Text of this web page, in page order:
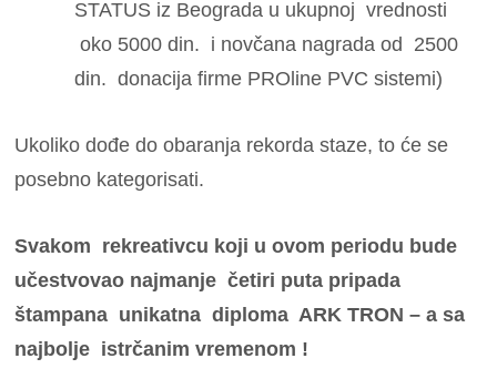
STATUS iz Beograda u ukupnoj vrednosti
oko 5000 din. i novčana nagrada od 2500
din. donacija firme PROline PVC sistemi)
Ukoliko dođe do obaranja rekorda staze, to će se
posebno kategorisati.
Svakom rekreativcu koji u ovom periodu bude
učestvovao najmanje četiri puta pripada
štampana unikatna diploma ARK TRON – a sa
najbolje istrčanim vremenom !